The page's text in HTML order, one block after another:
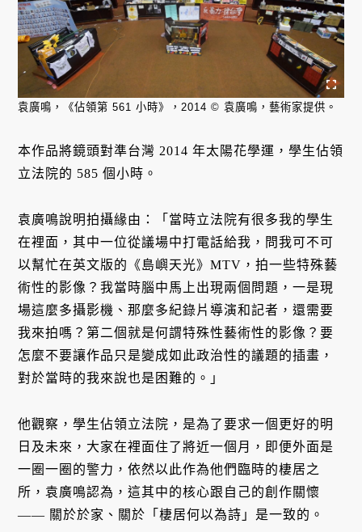
袁廣鳴，《佔領第 561 小時》，2014 © 袁廣鳴，藝術家提供。
本作品將鏡頭對準台灣 2014 年太陽花學運，學生佔領
立法院的 585 個小時。
袁廣鳴說明拍攝緣由：「當時立法院有很多我的學生
在裡面，其中一位從議場中打電話給我，問我可不可
以幫忙在英文版的《島嶼天光》MTV，拍一些特殊藝
術性的影像？我當時腦中馬上出現兩個問題，一是現
場這麼多攝影機、那麼多紀錄片導演和記者，還需要
我來拍嗎？第二個就是何謂特殊性藝術性的影像？要
怎麼不要讓作品只是變成如此政治性的議題的插畫，
對於當時的我來說也是困難的。」
他觀察，學生佔領立法院，是為了要求一個更好的明
日及未來，大家在裡面住了將近一個月，即便外面是
一圈一圈的警力，依然以此作為他們臨時的棲居之
所，袁廣鳴認為，這其中的核心跟自己的創作關懷
—— 關於於家、關於「棲居何以為詩」是一致的。